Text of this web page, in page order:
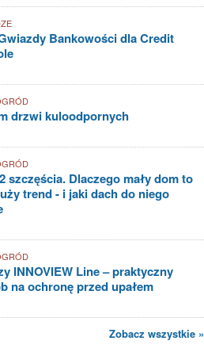
Bankowości dla Credit
drzwi kuloodpornych
szczęścia. Dlaczego mały dom to
trend - i jaki dach do niego
INNOVIEW Line – praktyczny
na ochronę przed upałem
Zobacz wszystkie »